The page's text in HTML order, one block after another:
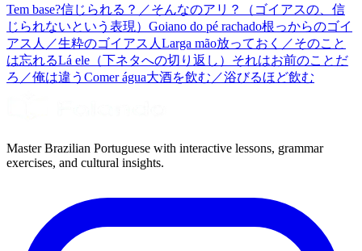
Tem base?信じられる？／そんなのアリ？（ゴイアスの、信
じられないという表現） Goiano do pé rachado根っからのゴイ
アス人／生粋のゴイアス人 Larga mão放っておく／そのこと
は忘れるLá ele （下ネタへの切り返し）それはお前のことだ
ろ／俺は違う Comer água大酒を飲む／浴びるほど飲む
Master Brazilian Portuguese with interactive lessons, grammar
exercises, and cultural insights.